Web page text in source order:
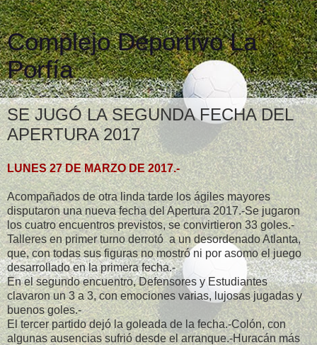
Complejo Deportivo La
Porfía
SE JUGÓ LA SEGUNDA FECHA DEL
APERTURA 2017
LUNES 27 DE MARZO DE 2017.-
Acompañados de otra linda tarde los ágiles mayores
disputaron una nueva fecha del Apertura 2017.-Se jugaron
los cuatro encuentros previstos, se convirtieron 33 goles.-
Talleres en primer turno derrotó a un desordenado Atlanta,
que, con todas sus figuras no mostró ni por asomo el juego
desarrollado en la primera fecha.-
En el segundo encuentro, Defensores y Estudiantes
clavaron un 3 a 3, con emociones varias, lujosas jugadas y
buenos goles.-
El tercer partido dejó la goleada de la fecha.-Colón, con
algunas ausencias sufrió desde el arranque.-Huracán más